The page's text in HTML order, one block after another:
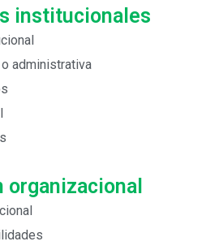
institucionales
administrativa
organizacional